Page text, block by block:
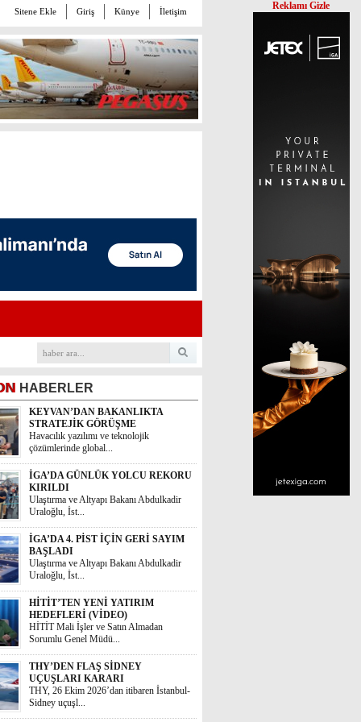
Sitene Ekle Giriş Künye İletişim
HABERLER
İGA’DA GÜNLÜK YOLCU REKORU
KIRILDI
Ulaştırma ve Altyapı Bakanı Abdulkadir
Uraloğlu, İst...
İGA’DA 4. PİST İÇİN GERİ SAYIM
BAŞLADI
Ulaştırma ve Altyapı Bakanı Abdulkadir
Uraloğlu, İst...
HİTİT’TEN YENİ YATIRIM
HEDEFLERİ (VİDEO)
HİTİT Mali İşler ve Satın Almadan
Sorumlu Genel Müdü...
THY’DEN FLAŞ SİDNEY
UÇUŞLARI KARARI
THY, 26 Ekim 2026’dan itibaren İstanbul-
Sidney uçuşl...
THY KARGO’DAN İHRACATÇIYA
%34 İNDİRİM
THY veTürkiye İhracatçılar Meclisi, Türk
ihracatçıla...
Reklamı Gizle